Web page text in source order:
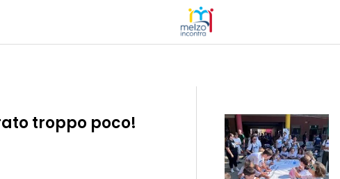
troppo poco!